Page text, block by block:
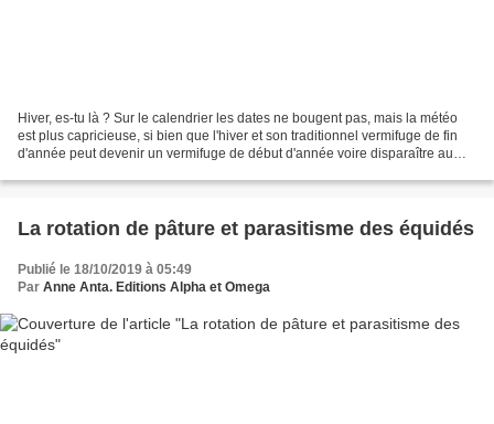
Hiver, es-tu là ? Sur le calendrier les dates ne bougent pas, mais la météo
est plus capricieuse, si bien que l'hiver et son traditionnel vermifuge de fin
d'année peut devenir un vermifuge de début d'année voire disparaître au
La rotation de pâture et parasitisme des équidés
Publié le 18/10/2019 à 05:49
Par Anne Anta. Editions Alpha et Omega